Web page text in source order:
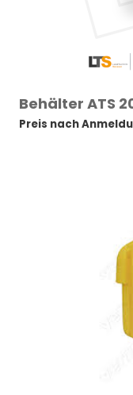
Behälter ATS
Preis nach